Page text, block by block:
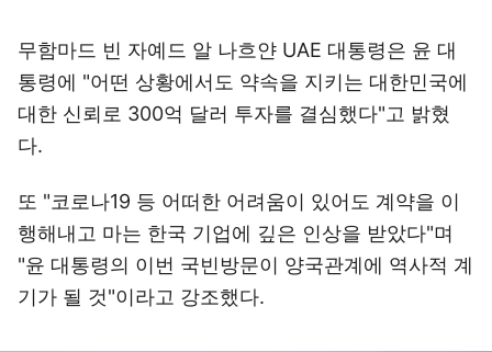
무함마드 빈 자예드 알 나흐얀 UAE 대통령은 윤 대
통령에 "어떤 상황에서도 약속을 지키는 대한민국에
대한 신뢰로 300억 달러 투자를 결심했다"고 밝혔
다.
또 "코로나19 등 어떠한 어려움이 있어도 계약을 이
행해내고 마는 한국 기업에 깊은 인상을 받았다"며
"윤 대통령의 이번 국빈방문이 양국관계에 역사적 계
기가 될 것"이라고 강조했다.